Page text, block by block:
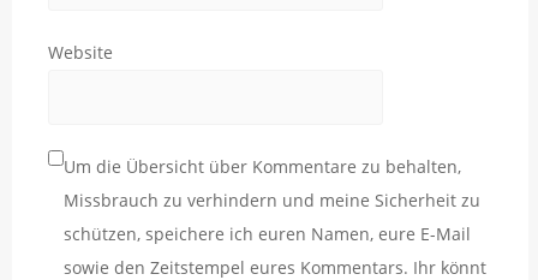
Website
Um die Übersicht über Kommentare zu behalten,
Missbrauch zu verhindern und meine Sicherheit zu
schützen, speichere ich euren Namen, eure E-Mail
sowie den Zeitstempel eures Kommentars. Ihr könnt